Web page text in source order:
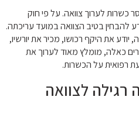
כשרות לערוך צוואה. על פי חוק
להבחין בטיב הצוואה במועד עריכתה.
יודע את היקף רכושו, מכיר את יורשיו,
כאלה, מומלץ מאוד לערוך את
רפואית על הכשרות.
רגילה לצוואה